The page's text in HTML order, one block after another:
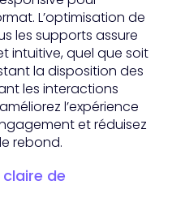
L’optimisation de
les supports assure
intuitive, quel que soit
la disposition des
les interactions
l’expérience
et réduisez
rebond.
de